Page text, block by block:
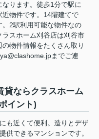
ります。徒歩1分で駅に
物件です。14階建てで
2駅利用可能な物件なの
スホーム刈谷店は刈谷市
物件情報をたくさん取り
までご連
ならクラスホーム
イント)
も近くて便利。造りとデザ
供できるマンションです。